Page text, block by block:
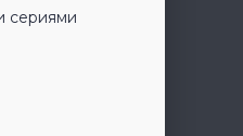
сериями